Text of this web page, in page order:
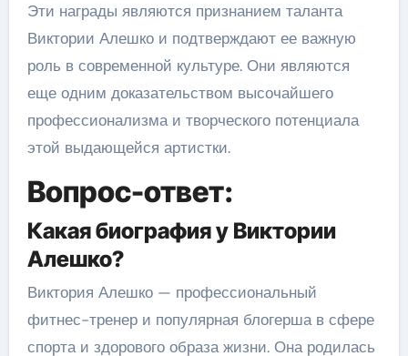
Эти награды являются признанием таланта
Виктории Алешко и подтверждают ее важную
роль в современной культуре. Они являются
еще одним доказательством высочайшего
профессионализма и творческого потенциала
этой выдающейся артистки.
Вопрос-ответ:
Какая биография у Виктории
Алешко?
Виктория Алешко — профессиональный
фитнес-тренер и популярная блогерша в сфере
спорта и здорового образа жизни. Она родилась